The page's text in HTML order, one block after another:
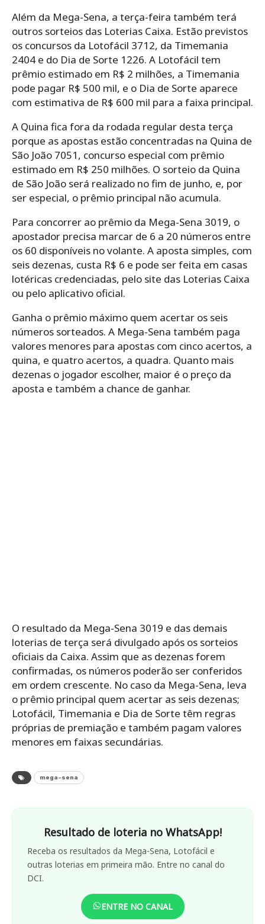
Além da Mega-Sena, a terça-feira também terá
outros sorteios das Loterias Caixa. Estão previstos
os concursos da Lotofácil 3712, da Timemania
2404 e do Dia de Sorte 1226. A Lotofácil tem
prêmio estimado em R$ 2 milhões, a Timemania
pode pagar R$ 500 mil, e o Dia de Sorte aparece
com estimativa de R$ 600 mil para a faixa principal.
A Quina fica fora da rodada regular desta terça
porque as apostas estão concentradas na Quina de
São João 7051, concurso especial com prêmio
estimado em R$ 250 milhões. O sorteio da Quina
de São João será realizado no fim de junho, e, por
ser especial, o prêmio principal não acumula.
Para concorrer ao prêmio da Mega-Sena 3019, o
apostador precisa marcar de 6 a 20 números entre
os 60 disponíveis no volante. A aposta simples, com
seis dezenas, custa R$ 6 e pode ser feita em casas
lotéricas credenciadas, pelo site das Loterias Caixa
ou pelo aplicativo oficial.
Ganha o prêmio máximo quem acertar os seis
números sorteados. A Mega-Sena também paga
valores menores para apostas com cinco acertos, a
quina, e quatro acertos, a quadra. Quanto mais
dezenas o jogador escolher, maior é o preço da
aposta e também a chance de ganhar.
O resultado da Mega-Sena 3019 e das demais
loterias de terça será divulgado após os sorteios
oficiais da Caixa. Assim que as dezenas forem
confirmadas, os números poderão ser conferidos
em ordem crescente. No caso da Mega-Sena, leva
o prêmio principal quem acertar as seis dezenas;
Lotofácil, Timemania e Dia de Sorte têm regras
próprias de premiação e também pagam valores
menores em faixas secundárias.
mega-sena
Resultado de loteria no WhatsApp!
Receba os resultados da Mega-Sena, Lotofácil e
outras loterias em primeira mão. Entre no canal do
DCI.
ENTRE NO CANAL